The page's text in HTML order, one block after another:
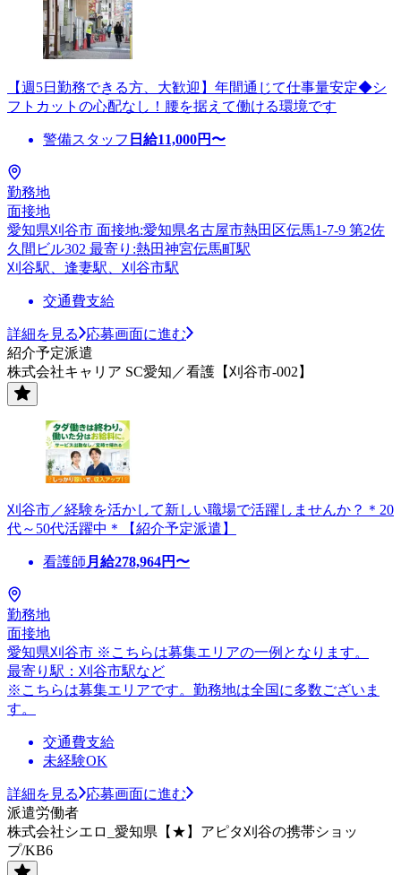
【週5日勤務できる方、大歓迎】年間通じて仕事量安定◆シ
フトカットの心配なし！腰を据えて働ける環境です
警備スタッフ 日給11,000円〜
勤務地
面接地
愛知県刈谷市 面接地:愛知県名古屋市熱田区伝馬1-7-9 第2佐
久間ビル302 最寄り:熱田神宮伝馬町駅
刈谷駅、逢妻駅、刈谷市駅
交通費支給
詳細を見る
応募画面に進む
紹介予定派遣
株式会社キャリア SC愛知／看護【刈谷市-002】
刈谷市／経験を活かして新しい職場で活躍しませんか？＊20
代～50代活躍中＊【紹介予定派遣】
看護師 月給278,964円〜
勤務地
面接地
愛知県刈谷市 ※こちらは募集エリアの一例となります。
最寄り駅：刈谷市駅など
※こちらは募集エリアです。勤務地は全国に多数ございま
す。
交通費支給
未経験OK
詳細を見る
応募画面に進む
派遣労働者
株式会社シエロ_愛知県【★】アピタ刈谷の携帯ショッ
プ/KB6